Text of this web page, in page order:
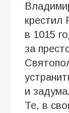
крестил
в 1015
за
и
Те, в